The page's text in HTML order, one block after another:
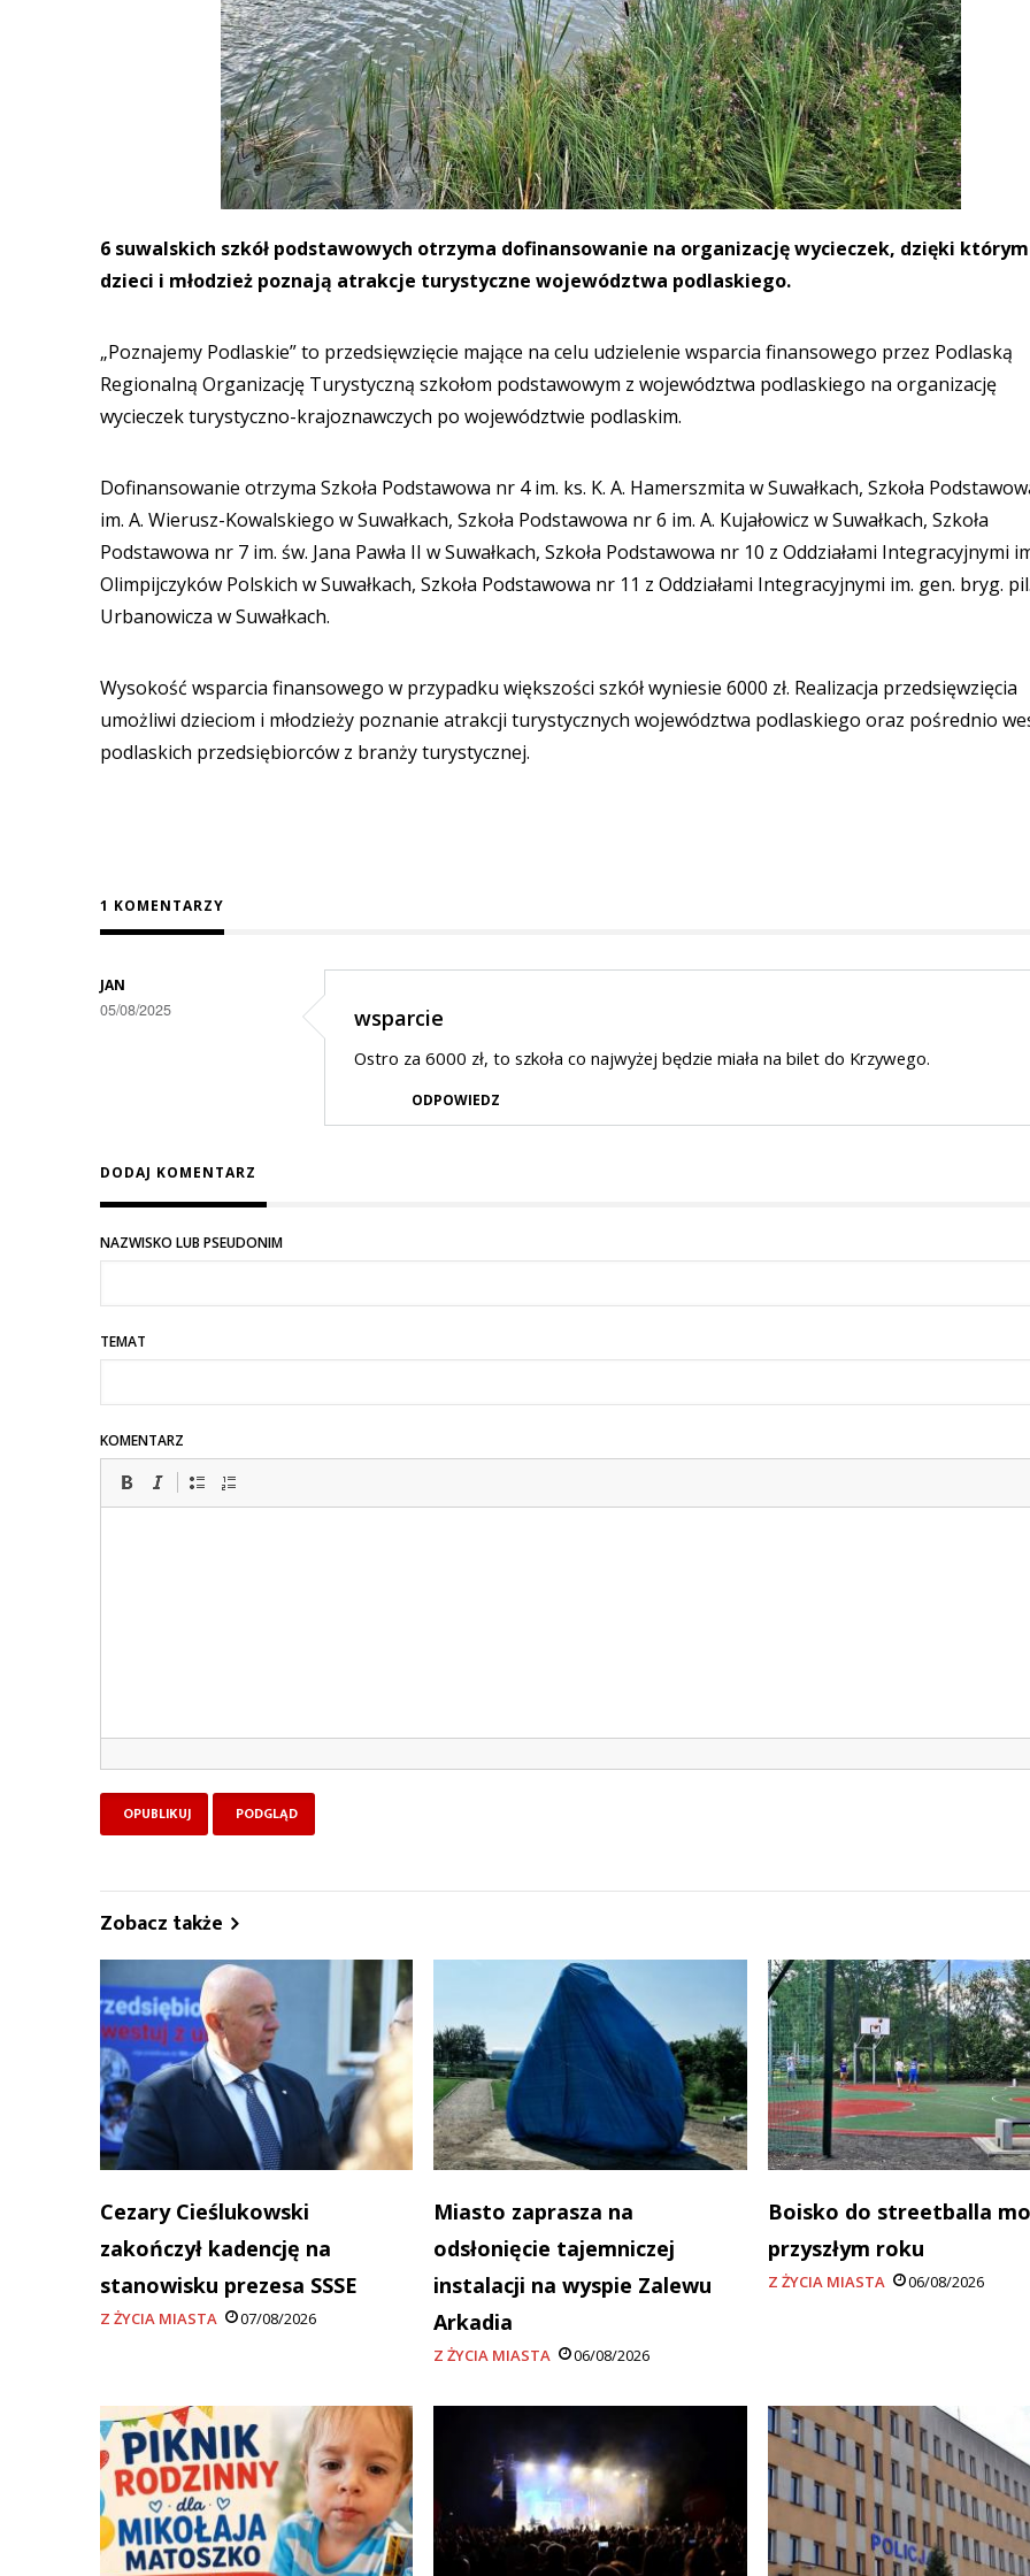
6 suwalskich szkół podstawowych otrzyma dofinansowanie na organizację wycieczek, dzięki którym
dzieci i młodzież poznają atrakcje turystyczne województwa podlaskiego.
„Poznajemy Podlaskie” to przedsięwzięcie mające na celu udzielenie wsparcia finansowego przez Podlaską
Regionalną Organizację Turystyczną szkołom podstawowym z województwa podlaskiego na organizację
wycieczek turystyczno-krajoznawczych po województwie podlaskim.
Dofinansowanie otrzyma Szkoła Podstawowa nr 4 im. ks. K. A. Hamerszmita w Suwałkach, Szkoła
im. A. Wierusz-Kowalskiego w Suwałkach, Szkoła Podstawowa nr 6 im. A. Kujałowicz w Suwałkach, Szkoła
Podstawowa nr 7 im. św. Jana Pawła II w Suwałkach, Szkoła Podstawowa nr 10 z Oddziałami Integracyjnymi
Olimpijczyków Polskich w Suwałkach, Szkoła Podstawowa nr 11 z Oddziałami Integracyjnymi im. gen. bryg.
Urbanowicza w Suwałkach.
Wysokość wsparcia finansowego w przypadku większości szkół wyniesie 6000 zł. Realizacja przedsięwzięcia
umożliwi dzieciom i młodzieży poznanie atrakcji turystycznych województwa podlaskiego oraz pośrednio
podlaskich przedsiębiorców z branży turystycznej.
1 KOMENTARZY
JAN
05/08/2025 wsparcie
Ostro za 6000 zł, to szkoła co najwyżej będzie miała na bilet do Krzywego.
ODPOWIEDZ
DODAJ KOMENTARZ
NAZWISKO LUB PSEUDONIM
TEMAT
KOMENTARZ
Zobacz także
Cezary Cieślukowski
zakończył kadencję na
stanowisku prezesa SSSE
Z ŻYCIA MIASTA 07/08/2026
Miasto zaprasza na
odsłonięcie tajemniczej
instalacji na wyspie Zalewu
Arkadia
Z ŻYCIA MIASTA 06/08/2026
Boisko do streetballa
przyszłym roku
Z ŻYCIA MIASTA 06/08/2026